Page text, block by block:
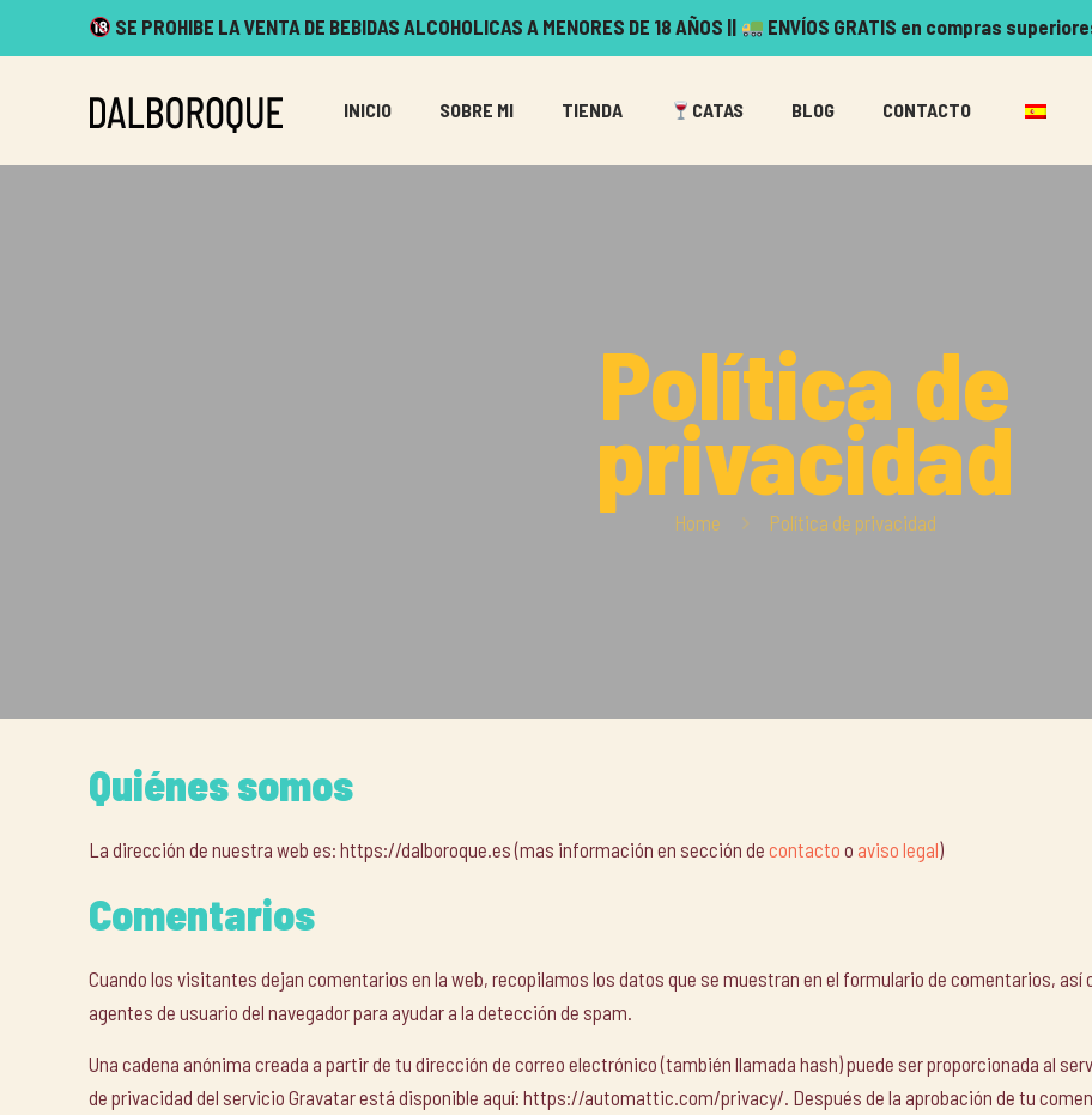
SE PROHIBE LA VENTA DE BEBIDAS ALCOHOLICAS A MENORES DE 18 AÑOS || ENVÍOS GRATIS en compras
INICIO SOBRE MI TIENDA CATAS BLOG CONTACTO
Política de
privacidad
Home Política de privacidad
Quiénes somos
La dirección de nuestra web es: https://dalboroque.es (mas información en sección decontactoo aviso legal)
Comentarios
Cuando los visitantes dejan comentarios en la web, recopilamos los datos que se muestran en el formulario de comentarios, así
agentes de usuario del navegador para ayudar a la detección de spam.
Una cadena anónima creada a partir de tu dirección de correo electrónico (también llamada hash) puede ser proporcionada al
de privacidad del servicio Gravatar está disponible aquí: https://automattic.com/privacy/. Después de la aprobación de tu